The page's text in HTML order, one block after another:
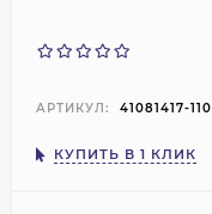
АРТИКУЛ: 41081417-110
КУПИТЬ В 1 КЛИК